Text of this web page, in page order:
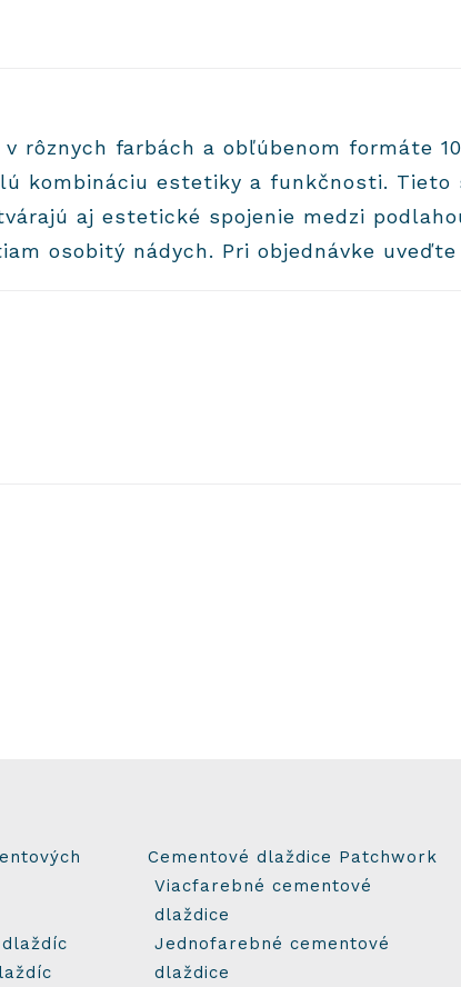
farbách a obľúbenom formáte
kombináciu estetiky a funkčnosti.
aj estetické spojenie medzi
osobitý nádych. Pri objednávke
Cementové dlaždice Patchwork
Viacfarebné cementové
dlaždice
Jednofarebné cementové
dlaždice